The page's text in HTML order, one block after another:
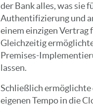
der Bank alles, was sie
Authentifizierung und
einem einzigen Vertrag
Gleichzeitig
Premises-
lassen.
Schließlich ermöglichte
eigenen Tempo in die